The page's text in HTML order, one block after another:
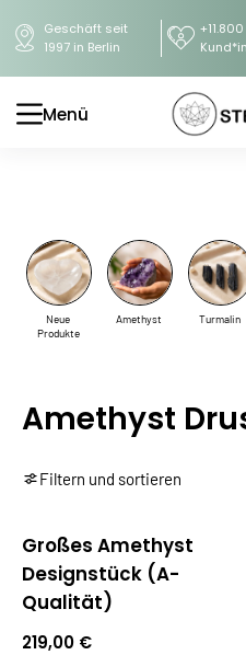
Geschäft seit
1997 in Berlin
Menü
Neue
Produkte
Amethyst Turmalin
Amethyst
Filtern und sortieren
Großes Amethyst
Designstück (A-
Qualität)
219,00 €